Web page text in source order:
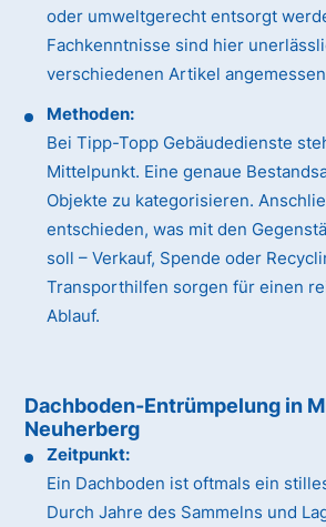
oder umweltgerecht entsorgt
Fachkenntnisse sind hier
verschiedenen Artikel
Methoden:
Bei Tipp-Topp Gebäudedienste
Mittelpunkt. Eine genaue
Objekte zu kategorisieren.
entschieden, was mit den
soll – Verkauf, Spende oder
Transporthilfen sorgen für einen
Ablauf.
Dachboden-Entrümpelung in
Neuherberg
Zeitpunkt:
Ein Dachboden ist oftmals ein
Durch Jahre des Sammelns und